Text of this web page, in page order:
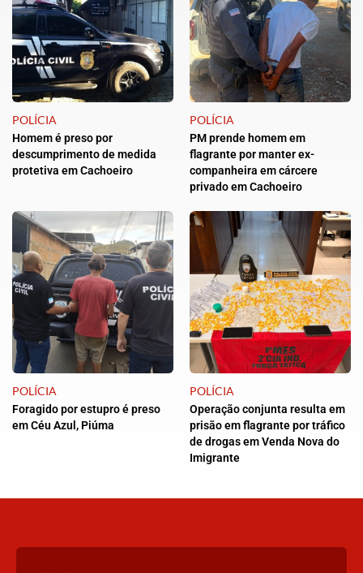
POLÍCIA
Homem é preso por
descumprimento de medida
protetiva em Cachoeiro
POLÍCIA
PM prende homem em
flagrante por manter ex-
companheira em cárcere
privado em Cachoeiro
POLÍCIA
Foragido por estupro é preso
em Céu Azul, Piúma
POLÍCIA
Operação conjunta resulta em
prisão em flagrante por tráfico
de drogas em Venda Nova do
Imigrante